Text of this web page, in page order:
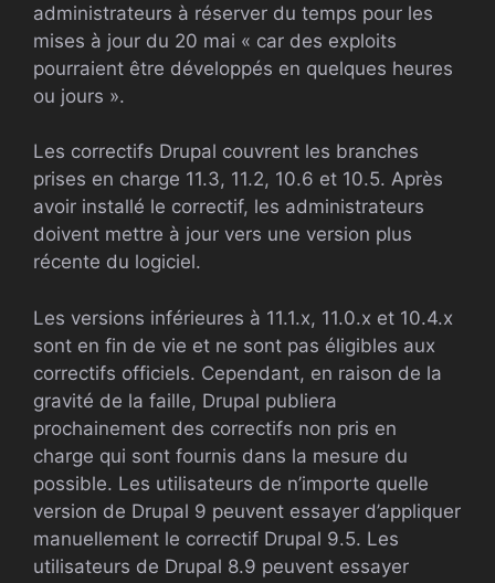
administrateurs à réserver du temps pour les
mises à jour du 20 mai « car des exploits
pourraient être développés en quelques heures
ou jours ».
Les correctifs Drupal couvrent les branches
prises en charge 11.3, 11.2, 10.6 et 10.5. Après
avoir installé le correctif, les administrateurs
doivent mettre à jour vers une version plus
récente du logiciel.
Les versions inférieures à 11.1.x, 11.0.x et 10.4.x
sont en fin de vie et ne sont pas éligibles aux
correctifs officiels. Cependant, en raison de la
gravité de la faille, Drupal publiera
prochainement des correctifs non pris en
charge qui sont fournis dans la mesure du
possible. Les utilisateurs de n’importe quelle
version de Drupal 9 peuvent essayer d’appliquer
manuellement le correctif Drupal 9.5. Les
utilisateurs de Drupal 8.9 peuvent essayer